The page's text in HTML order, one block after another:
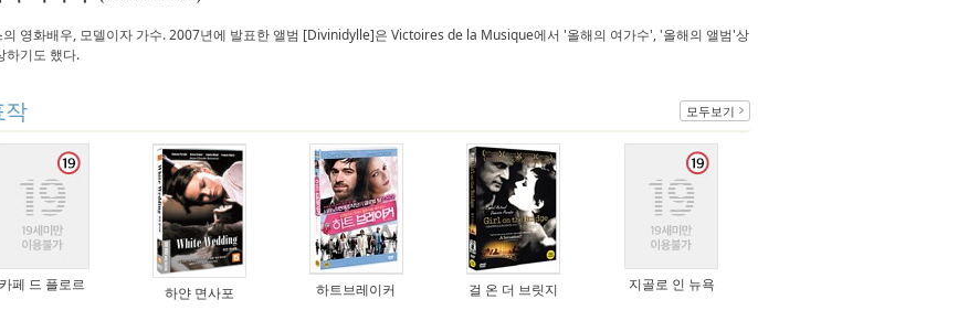
의 영화배우, 모델이자 가수. 2007년에 발표한 앨범 [Divinidylle]은 Victoires de la Musique에서 '올해의 여가수', '올해의 앨범'상
하기도 했다.
작 모두보기
카페 드 플로르 하얀 면사포 하트브레이커 걸 온 더 브릿지 지골로 인 뉴욕